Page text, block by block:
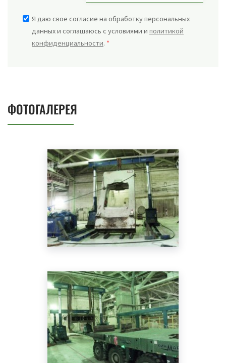
Я даю свое согласие на обработку персональных
данных и соглашаюсь с условиями и политикой
конфиденциальности. *
ФОТОГАЛЕРЕЯ